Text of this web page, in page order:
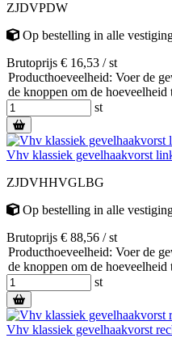
ZJDVPDW
Op bestelling in alle
Brutoprijs € 16,53 / st
Producthoeveelheid: Voer de
de knoppen om de
st
Vhv klassiek gevelhaakvorst
ZJDVHHVGLBG
Op bestelling in alle
Brutoprijs € 88,56 / st
Producthoeveelheid: Voer de
de knoppen om de
st
Vhv klassiek gevelhaakvorst